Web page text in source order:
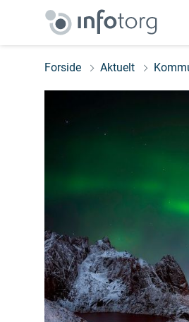
Forside Aktuelt